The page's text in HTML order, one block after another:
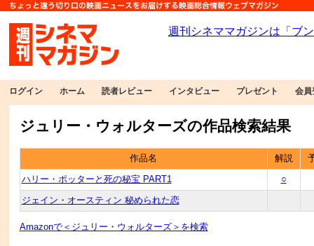
ログイン ホーム 読者レビュー インタビュー プレゼント 会員
ジュリー・ウォルターズの作品検索結果
作品名 解説
ハリー・ポッターと死の秘宝 PART1 ○
ジェイン・オースティン 秘められた恋
Amazonで＜ジュリー・ウォルターズ＞を検索